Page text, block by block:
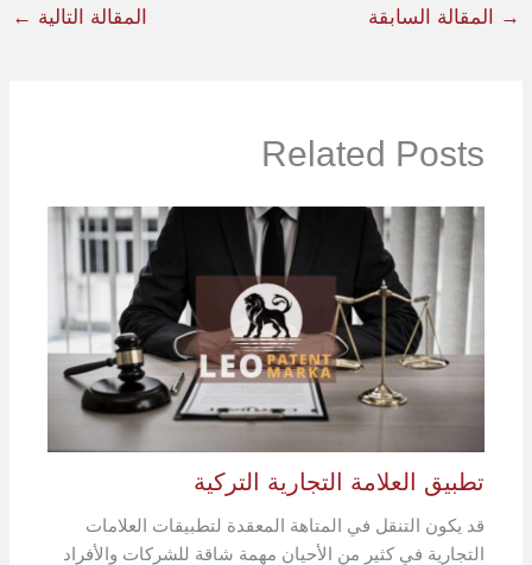
→ المقالة السابقة المقالة التالية ←
Related Posts
تطبيق العلامة التجارية التركية
قد يكون التنقل في المتاهة المعقدة لتطبيقات العلامات
التجارية في كثير من الأحيان مهمة شاقة للشركات والأفراد